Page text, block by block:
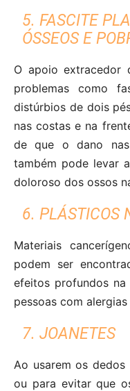
5. FASCITE
ÓSSEOS E
O apoio extracedor
problemas como
distúrbios de dois
nas costas e na
de que o dano
também pode levar
doloroso dos ossos
6. PLÁSTICOS
Materiais
podem ser
efeitos profundos na
pessoas com
7. JOANETES
Ao usarem os
ou para evitar que